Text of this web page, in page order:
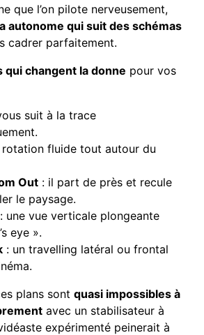
que l’on pilote nerveusement,
autonome qui suit des schémas
cadrer parfaitement.
qui changent la donne pour vos
suit à la trace
rotation fluide tout autour du
Out : il part de près et recule
le paysage.
: une vue verticale plongeante
eye ».
: un travelling latéral ou frontal
plans sont quasi impossibles à
avec un stabilisateur à
expérimenté peinerait à